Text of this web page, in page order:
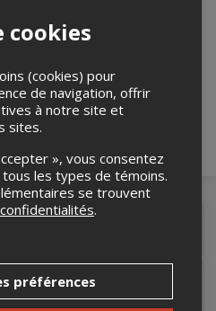
vous n'êtes pas un
(cookies) pour
de navigation, offrir
à notre site et
sites.
», vous consentez
les types de témoins.
se trouvent
.
préférences